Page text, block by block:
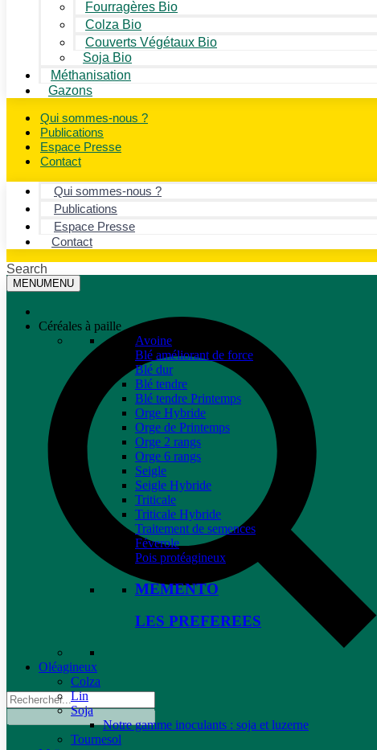
Fourragères Bio
Colza Bio
Couverts Végétaux Bio
Soja Bio
Méthanisation
Gazons
Qui sommes-nous ?
Publications
Espace Presse
Contact
Qui sommes-nous ?
Publications
Espace Presse
Contact
Search
MENUMENU
Céréales à paille
Avoine
Blé améliorant de force
Blé dur
Blé tendre
Blé tendre Printemps
Orge Hybride
Orge de Printemps
Orge 2 rangs
Orge 6 rangs
Seigle
Seigle Hybride
Triticale
Triticale Hybride
Traitement de semences
Féverole
Pois protéagineux
MEMENTO
LES PREFEREES
Oléagineux
Colza
Lin
Soja
Notre gamme inoculants : soja et luzerne
Tournesol